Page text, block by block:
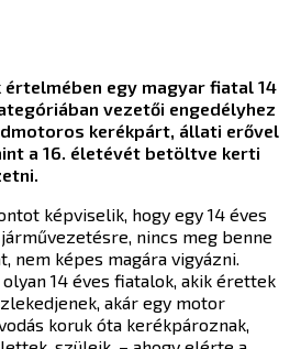
egy magyar fiatal 14
vezetői engedélyhez
kerékpárt, állati erővel
a 16. életévét betöltve kerti
képviselik, hogy egy 14 éves
nincs meg benne
nem képes magára vigyázni.
14 éves fiatalok, akik érettek
akár egy motor
koruk óta kerékpároznak,